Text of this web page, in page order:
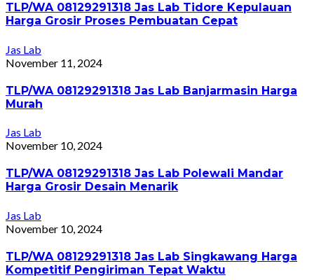
TLP/WA 08129291318 Jas Lab Tidore Kepulauan
Harga Grosir Proses Pembuatan Cepat
Jas Lab
November 11, 2024
TLP/WA 08129291318 Jas Lab Banjarmasin Harga
Murah
Jas Lab
November 10, 2024
TLP/WA 08129291318 Jas Lab Polewali Mandar
Harga Grosir Desain Menarik
Jas Lab
November 10, 2024
TLP/WA 08129291318 Jas Lab Singkawang Harga
Kompetitif Pengiriman Tepat Waktu